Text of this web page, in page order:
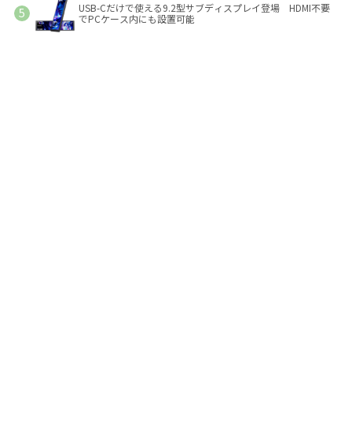
USB-Cだけで使える9.2型サブディスプレイ登場 HDMI不要
でPCケース内にも設置可能